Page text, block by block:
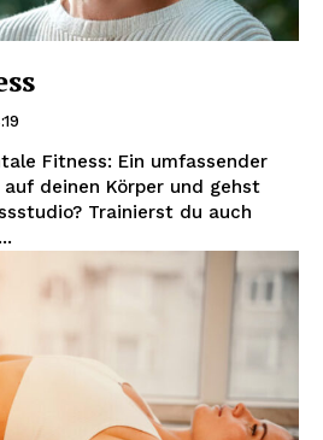
Fitness: Ein umfassender
deinen Körper und gehst
Trainierst du auch